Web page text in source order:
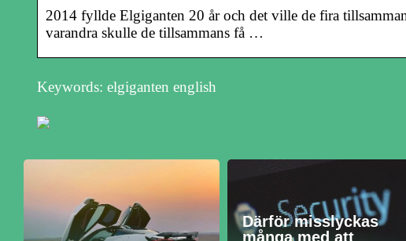
2014 fyllde Elgiganten 20 år och det ville de fira
varandra skulle de tillsammans få …
Keywords: elgiganten english
Därför misslyckas
många med att